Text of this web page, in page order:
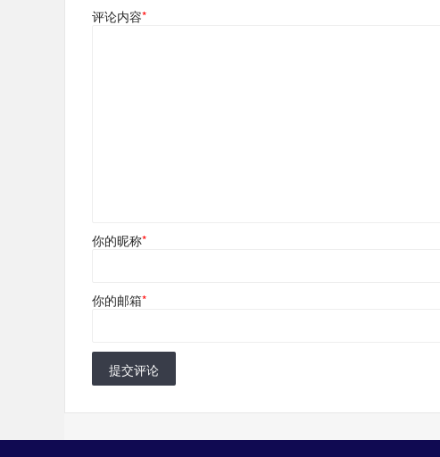
评论内容*
你的昵称*
你的邮箱*
提交评论